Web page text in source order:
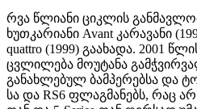
რვა წლიანი ციკლის
ხუთკარიანი Avant კარავანი
quattro (1999) გაახადა. 2001
ცვლილება მოუტანა
განახლებულ ბამპერებსა და
სა და RS6 ფლაგმანებს, რაც